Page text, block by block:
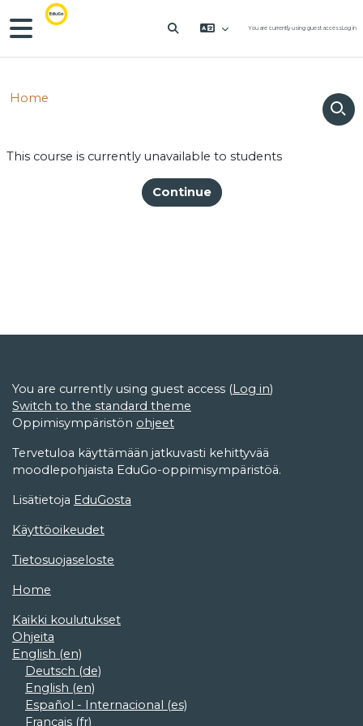
Skip to main content
Side panel
TOGGLE SEARCH INPUT
You are currently using guest accessLog in
Home
This course is currently unavailable to students
Continue
You are currently using guest access (Log in)
Switch to the standard theme
Oppimisympäristön ohjeet
Tervetuloa käyttämään jatkuvasti kehittyvää
moodlepohjaista EduGo-oppimisympäristöä.
Lisätietoja EduGosta
Käyttöoikeudet
Tietosuojaseloste
Home
Kaikki koulutukset
Ohjeita
English ‎(en)‎
Deutsch ‎(de)‎
English ‎(en)‎
Español - Internacional ‎(es)‎
Français ‎(fr)‎